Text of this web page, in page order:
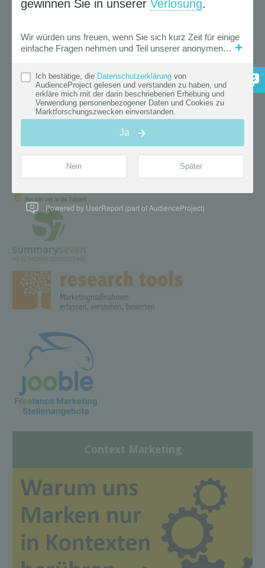
Context Marketing
Powered by UserReport (part of AudienceProject)